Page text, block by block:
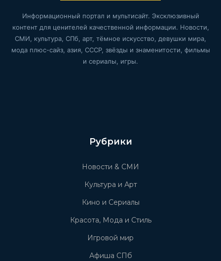
Информационный портал и мультисайт. Эксклюзивный
контент для ценителей качественной информации. Новости,
СМИ, культура, СПб, арт, тёмное искусство, девушки мира,
мода плюс-сайз, азия, СССР, звёзды и знаменитости, фильмы
и сериалы, игры.
Рубрики
Новости & СМИ
Культура и Арт
Кино и Сериалы
Красота, Мода и Стиль
Игровой мир
Афиша СПб